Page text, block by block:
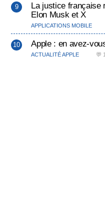
La justice française
Elon Musk et X
APPLICATIONS MOBILE
Apple : en avez-
ACTUALITÉ APPLE 💬